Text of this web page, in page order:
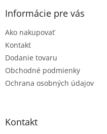
Informácie pre vás
Ako nakupovať
Kontakt
Dodanie tovaru
Obchodné podmienky
Ochrana osobných údajov
Kontakt